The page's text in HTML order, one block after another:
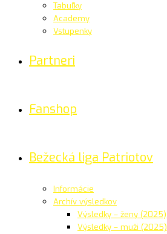
Tabuľky
Academy
Vstupenky
Partneri
Fanshop
Bežecká liga Patriotov
Informácie
Archív výsledkov
Výsledky – ženy (2025)
Výsledky – muži (2025)